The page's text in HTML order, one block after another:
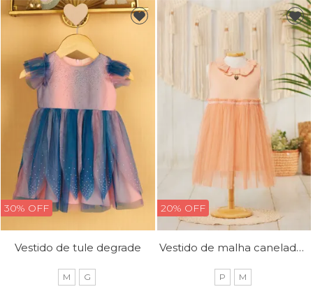
30% OFF
Vestido de tule degrade
M G
20% OFF
Vestido de malha canelada com tule glitter
P M